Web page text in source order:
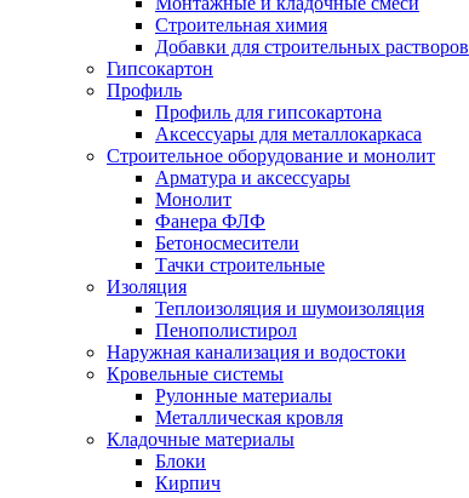
Строительная химия
Добавки для строительных растворов
Гипсокартон
Профиль
Профиль для гипсокартона
Аксессуары для металлокаркаса
Строительное оборудование и монолит
Арматура и аксессуары
Монолит
Фанера ФЛФ
Бетоносмесители
Тачки строительные
Изоляция
Теплоизоляция и шумоизоляция
Пенополистирол
Наружная канализация и водостоки
Кровельные системы
Рулонные материалы
Металлическая кровля
Кладочные материалы
Блоки
Кирпич